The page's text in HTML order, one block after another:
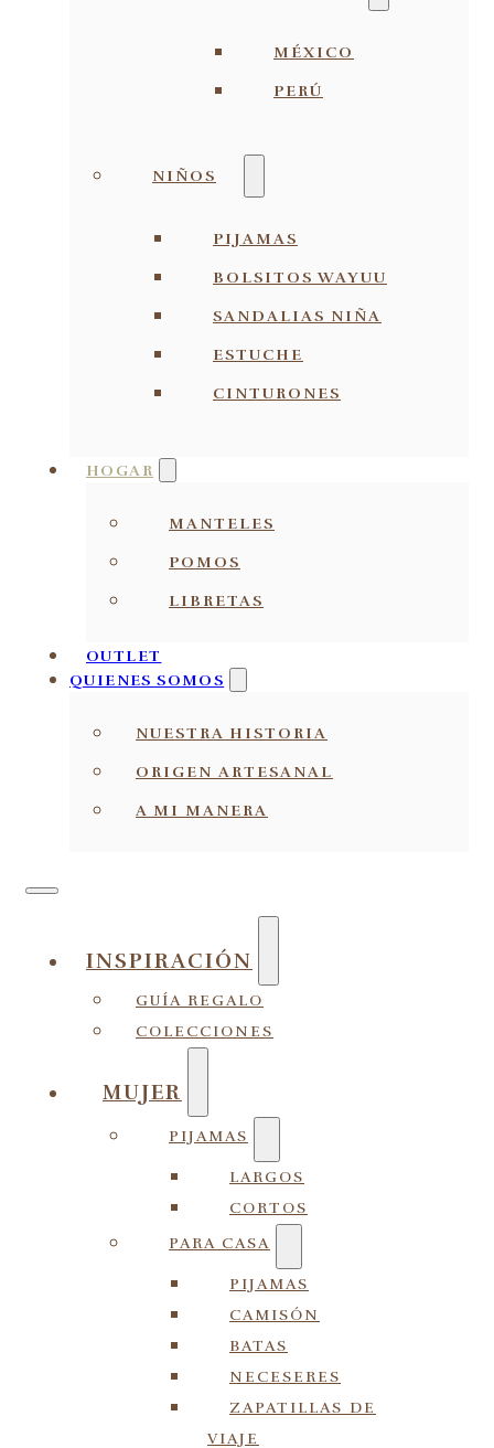
MÉXICO
PERÚ
NIÑOS
PIJAMAS
BOLSITOS WAYUU
SANDALIAS NIÑA
ESTUCHE
CINTURONES
HOGAR
MANTELES
POMOS
LIBRETAS
OUTLET
QUIENES SOMOS
NUESTRA HISTORIA
ORIGEN ARTESANAL
A MI MANERA
INSPIRACIÓN
GUÍA REGALO
COLECCIONES
MUJER
PIJAMAS
LARGOS
CORTOS
PARA CASA
PIJAMAS
CAMISÓN
BATAS
NECESERES
ZAPATILLAS DE
VIAJE